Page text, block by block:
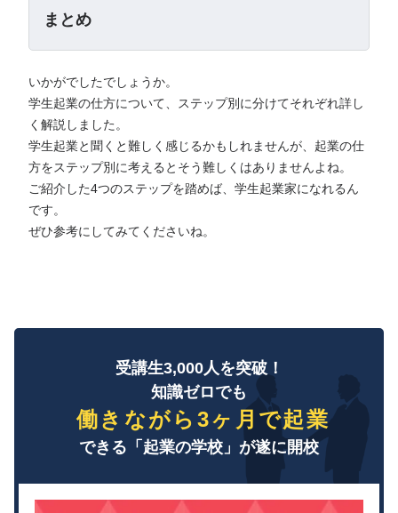
まとめ
いかがでしたでしょうか。
学生起業の仕方について、ステップ別に分けてそれぞれ詳し
く解説しました。
学生起業と聞くと難しく感じるかもしれませんが、起業の仕
方をステップ別に考えるとそう難しくはありませんよね。
ご紹介した4つのステップを踏めば、学生起業家になれるん
です。
ぜひ参考にしてみてくださいね。
受講生3,000人を突破！
知識ゼロでも
働きながら3ヶ月で起業
できる「起業の学校」が遂に開校